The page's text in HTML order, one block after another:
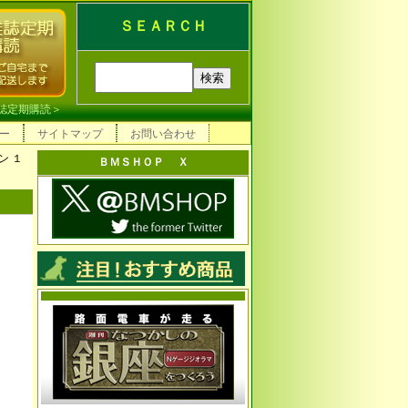
ＳＥＡＲＣＨ
定期購読＞
サイトマップ
お問い合わせ
１
ＢＭＳＨＯＰ Ｘ